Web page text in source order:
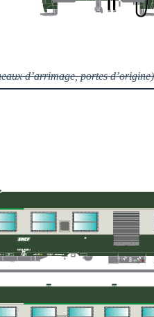
d’arrimage, portes d’origine)